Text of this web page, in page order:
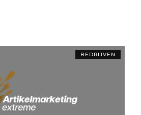
BEDRIJVEN